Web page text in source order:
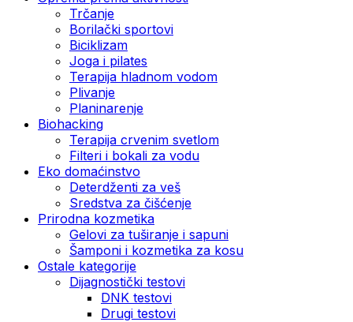
Trčanje
Borilački sportovi
Biciklizam
Joga i pilates
Terapija hladnom vodom
Plivanje
Planinarenje
Biohacking
Terapija crvenim svetlom
Filteri i bokali za vodu
Eko domaćinstvo
Deterdženti za veš
Sredstva za čišćenje
Prirodna kozmetika
Gelovi za tuširanje i sapuni
Šamponi i kozmetika za kosu
Ostale kategorije
Dijagnostički testovi
DNK testovi
Drugi testovi